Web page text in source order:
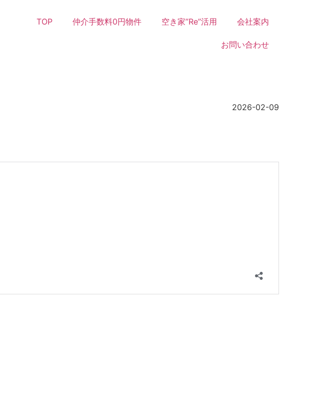
TOP 仲介手数料0円物件 空き家”Re”活用 会社案内
お問い合わせ
2026-02-09